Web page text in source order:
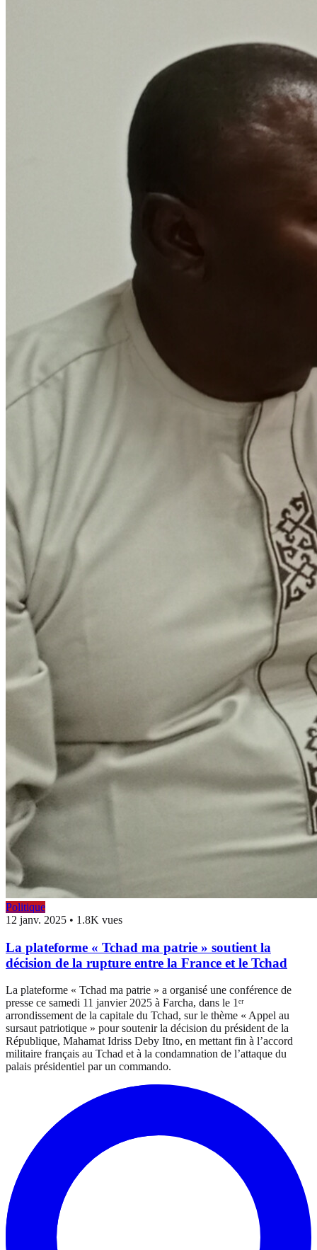
Politique
12 janv. 2025 • 1.8K vues
La plateforme « Tchad ma patrie » soutient la
décision de la rupture entre la France et le Tchad
La plateforme « Tchad ma patrie » a organisé une conférence de
presse ce samedi 11 janvier 2025 à Farcha, dans le 1ᵉʳ
arrondissement de la capitale du Tchad, sur le thème « Appel au
sursaut patriotique » pour soutenir la décision du président de la
République, Mahamat Idriss Deby Itno, en mettant fin à l’accord
militaire français au Tchad et à la condamnation de l’attaque du
palais présidentiel par un commando.